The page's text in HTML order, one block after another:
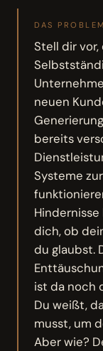
DAS PROBLEM
Stell dir
neuen
bereits
Systeme
dich, ob
du glaubst.
ist da noch
Du weißt,
musst, um
Aber wie?